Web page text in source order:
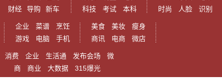
财经
导购 新车
科技
考试 本科
时尚
人脸 识别
企业 菜谱
烹饪
游戏
电脑 手机
美食 美妆
瘦身
商讯
电商 微店
消费 企业 生活通 发布会场
微
商
商业 大数据 315爆光